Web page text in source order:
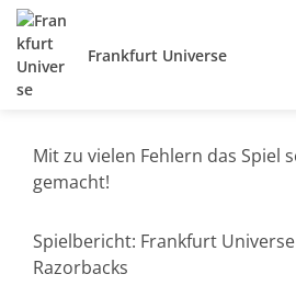
Frankfurt Universe
Mit zu vielen Fehlern das Spiel
gemacht!
Spielbericht: Frankfurt
Razorbacks